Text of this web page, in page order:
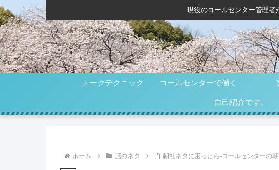
現役のコールセンター管理者
トークテクニック コールセンターで働く
自己紹介です。
ホーム 話のネタ 朝礼ネタに困ったら-コールセンターの